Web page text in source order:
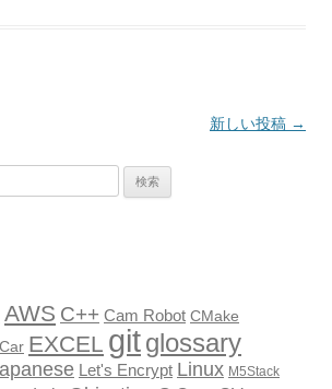
新しい投稿 →
AWS C++ Cam Robot CMake
EXCEL gitglossary
Let's Encrypt Linux M5Stack